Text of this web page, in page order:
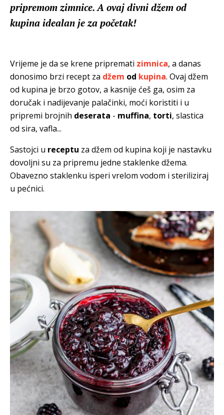
pripremom zimnice. A ovaj divni džem od
kupina idealan je za početak!
Vrijeme je da se krene pripremati zimnica, a danas
donosimo brzi recept za džem od kupina. Ovaj džem
od kupina je brzo gotov, a kasnije ćeš ga, osim za
doručak i nadijevanje palačinki, moći koristiti i u
pripremi brojnih deserata - muffina, torti, slastica
od sira, vafla...
Sastojci u receptu za džem od kupina koji je nastavku
dovoljni su za pripremu jedne staklenke džema.
Obavezno staklenku isperi vrelom vodom i steriliziraj
u pećnici.